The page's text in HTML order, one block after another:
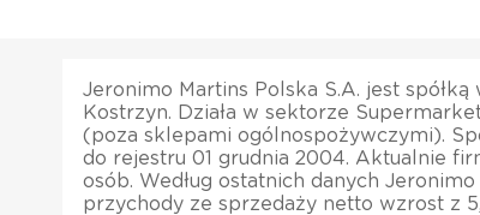
Jeronimo Martins Polska S.A. jest
Kostrzyn. Działa w sektorze
(poza sklepami ogólnospożywczymi).
do rejestru 01 grudnia 2004. Aktualnie
osób. Według ostatnich danych Jeronimo
przychody ze sprzedaży netto wzrost z